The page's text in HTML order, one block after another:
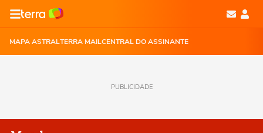
MAPA ASTRALTERRA MAILCENTRAL DO ASSINANTE
PUBLICIDADE